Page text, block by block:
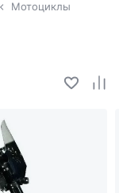
Мотоциклы